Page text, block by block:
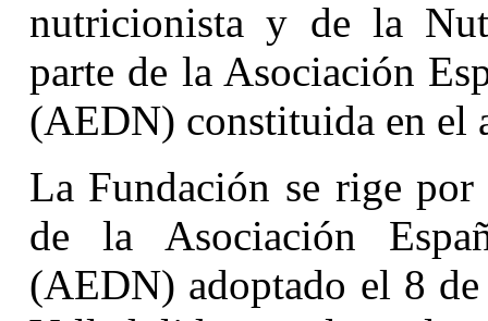
nutricionista y de la
parte de la Asociación
(AEDN) constituida en el
La Fundación se rige por
de la Asociación
(AEDN) adoptado el 8